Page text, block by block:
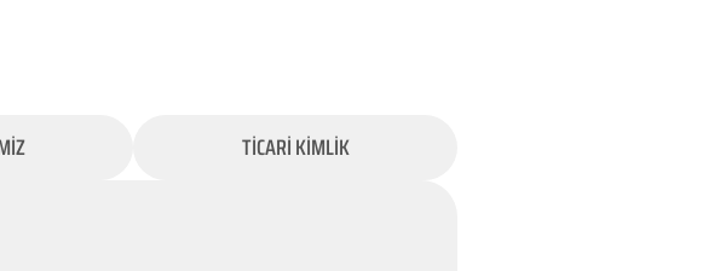
TİCARİ KİMLİK